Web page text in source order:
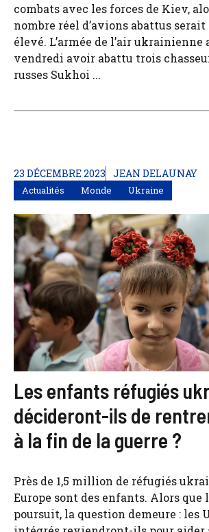
combats avec les forces de Kiev,
nombre réel d’avions abattus
élevé. L’armée de l’air ukrainienne
vendredi avoir abattu trois
russes Sukhoi ...
23 DÉCEMBRE 2023 JEAN DELAUNAY
Actualités Monde Ukraine
Les enfants réfugiés
décideront-ils de
à la fin de la guerre ?
Près de 1,5 million de réfugiés
Europe sont des enfants. Alors que
poursuit, la question demeure : les